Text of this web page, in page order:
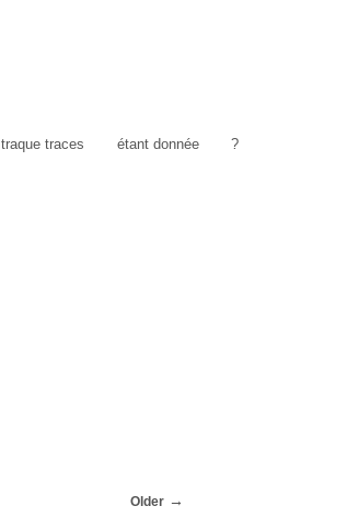
traque traces étant donnée ?
Older